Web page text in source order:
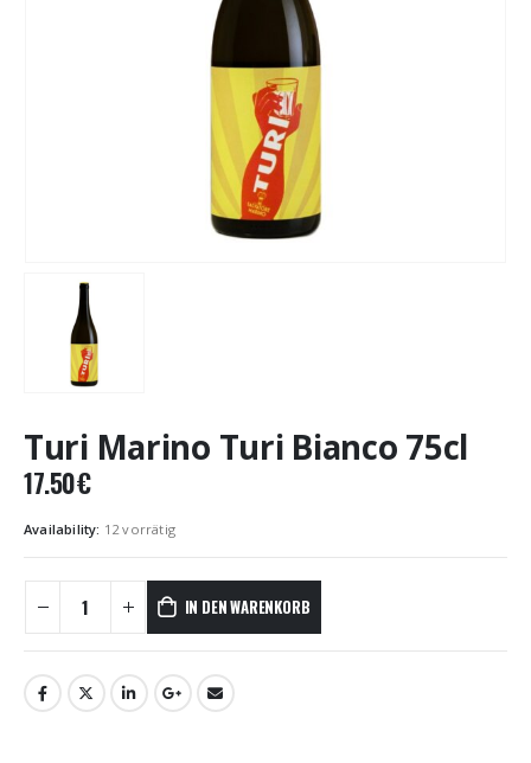
Turi Marino Turi Bianco 75cl
17.50€
Availability: 12 vorrätig
IN DEN WARENKORB